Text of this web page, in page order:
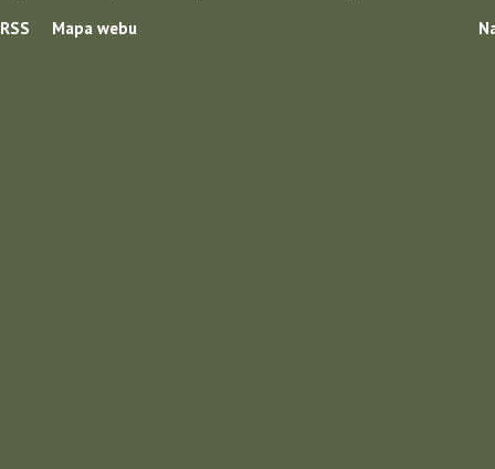
RSS
Mapa webu